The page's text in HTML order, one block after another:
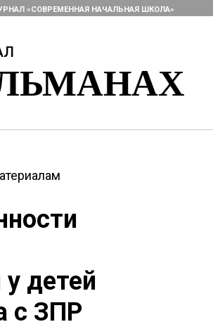
«СОВРЕМЕННАЯ НАЧАЛЬНАЯ ШКОЛА»
детей
с ЗПР